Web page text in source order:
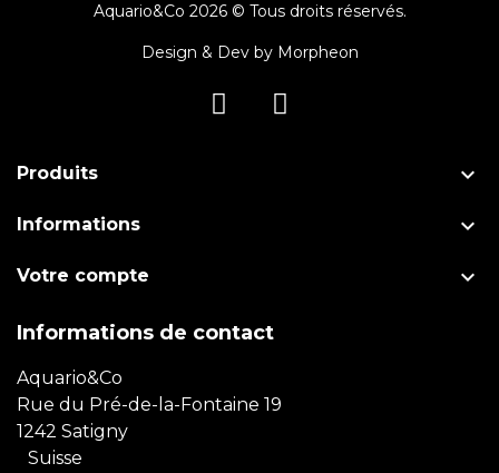
Aquario&Co 2026 © Tous droits réservés.
Design & Dev by Morpheon
Produits 
Informations 
Votre compte 
Informations de contact
Aquario&Co
Rue du Pré-de-la-Fontaine 19
1242 Satigny
Suisse